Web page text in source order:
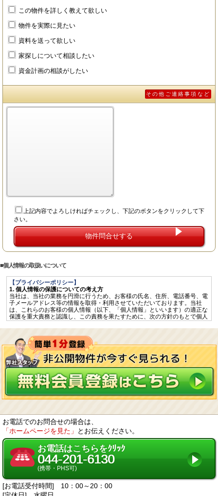
この物件を詳しく教えて欲しい
物件を実際に見たい
資料を送って欲しい
家探しについて相談したい
資金計画の相談がしたい
その他ご連絡事項など
上記内容でよろしければチェックし、下記のボタンをクリックして下
さい。
個人情報の取扱いについて
【プライバシーポリシー】
1. 個人情報の保護についての考え方
当社は、当社の業務を円滑に行うため、お客様の氏名、住所、電話番号、電
子メールアドレス等の情報を取得・利用させていただいております。当社
は、これらのお客様の個人情報（以下、「個人情報」といいます）の適正な
保護を重大責務と認識し、この責務を果たすために、次の方針のもとで個人
個人情報に適用される「個人情報の保護に関する法律」その他の関係法令を
遵守するとともに、一般に公正妥当と認められる個人情報の取扱いに関する
慣行に準拠し、適切に取り扱います。
個人情報の取扱いに関する規程を明確にし、従業者へ周知徹底します。ま
た、取引先等に対しても適切に個人情報を取り扱うように要請します。
個人情報の取得に際しては、利用目的を特定して通知又は公表し、その利用
目的に従って個人情報を取り扱います。
個人情報の漏洩、紛失、改ざん等を防止するため、必要な対策を講じて適切
な管理を行います。
保有する個人情報について、お客様本人からの開示、訂正、削除、利用停止
の依頼を所定の窓口でお受けして、誠意をもって対応します。
いを外部に委託することがあります。委託する場合には、適正な取扱いを確
保するための契約締結、実施状況の点検などを行います。
3. 第三者への開示・提供
当社は、「2. 個人情報の預託」に記載した外部委託先への提供の場合及び以
下のいずれかに該当する場合を除き、個人情報を第三者へ開示又は提供しま
せん。
お客様ご本人の同意がある場合
統計的なデータなど本人を識別することができない状態で開示・提供する場
法令に基づき開示・提供を求められた場合
人の生命、身体又は財産の保護のために必要な場合であって、お客様の同意
を得ることが困難である場合
お電話でのお問合せの場合は、
「ホームページを見た」
とお伝えください。
お電話はこちらをｸﾘｯｸ
044-201-6130
(携帯・PHS可)
[お電話受付時間] 10：00～20：00